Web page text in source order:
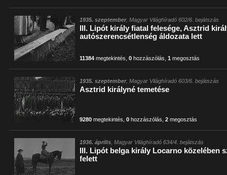
1935. szeptember, Magyar Világhíradó 602/6. bejátszás
III. Lipót király fiatal felesége, Asztrid
autószerencsétlenség áldozata lett
11384 megtekintés ,0 hozzászólás ,1 megosztás
1935. szeptember, Magyar Világhíradó 603/6. bejátszás
Asztrid királyné temetése
9280 megtekintés ,0 hozzászólás ,2 megosztás
1936. április , Magyar Világhíradó 634/4. bejátszás
III. Lipót belga király Locarno közelében
felett